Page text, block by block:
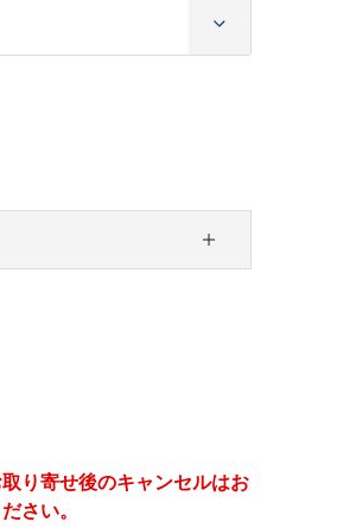
り寄せ後のキャンセルはお
さい。